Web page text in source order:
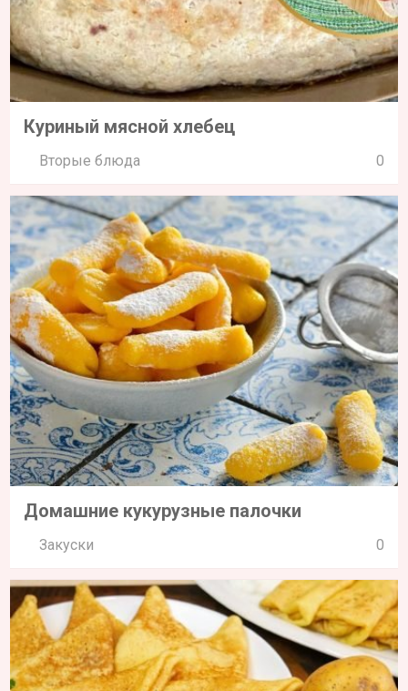
Куриный мясной хлебец
Вторые блюда 0
Домашние кукурузные палочки
Закуски 0